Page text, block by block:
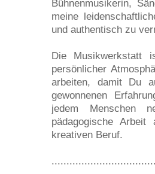
Bühnenmusikerin,
meine
und authentisch zu
Die
persönlicher
arbeiten, damit Du
gewonnenen
jedem Menschen
pädagogische
kreativen Beruf.